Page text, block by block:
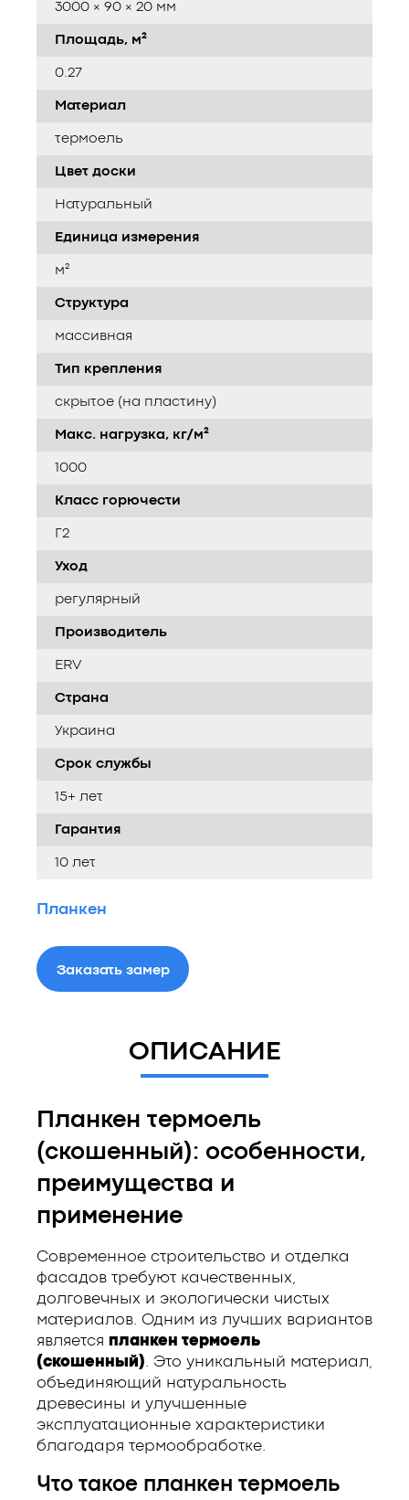
3000 × 90 × 20 мм
Площадь, м²
0.27
Материал
термоель
Цвет доски
Натуральный
Единица измерения
м²
Структура
массивная
Тип крепления
скрытое (на пластину)
Макс. нагрузка, кг/м²
1000
Класс горючести
Г2
Уход
регулярный
Производитель
ERV
Страна
Украина
Срок службы
15+ лет
Гарантия
10 лет
Планкен
Заказать замер
ОПИСАНИЕ
Планкен термоель
(скошенный): особенности,
преимущества и
применение
Современное строительство и отделка
фасадов требуют качественных,
долговечных и экологически чистых
материалов. Одним из лучших вариантов
является
планкен термоель
(скошенный). Это уникальный материал,
объединяющий натуральность
древесины и улучшенные
эксплуатационные характеристики
благодаря термообработке.
Что такое планкен термоель